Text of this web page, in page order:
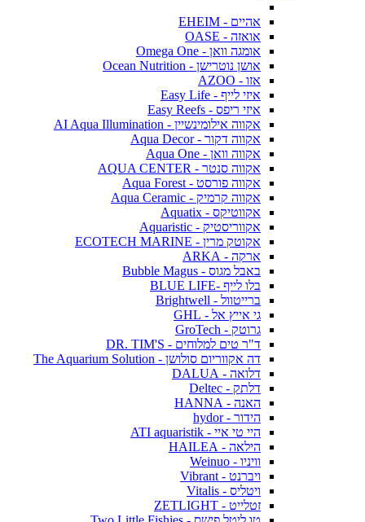
אהיים - EHEIM
אואזה - OASE
אומגה וואן - Omega One
אושן נוטרישן - Ocean Nutrition
אזו - AZOO
איזי לייף - Easy Life
איזי ריפס - Easy Reefs
אקווה אילומינשיין - AI Aqua Illumination
אקווה דקור - Aqua Decor
אקווה וואן - Aqua One
אקווה סנטר - AQUA CENTER
אקווה פורסט - Aqua Forest
אקווה קרמיק - Aqua Ceramic
אקווטיקס - Aquatix
אקווריסטיק - Aquaristic
אקוטק מרין - ECOTECH MARINE
ארקה - ARKA
באבל מגוס - Bubble Magus
בלו לייף -BLUE LIFE
ברייטוול - Brightwell
גי אייץ אל - GHL
גרוטק - GroTech
ד"ר טים למלוחים - DR. TIM'S
דה אקווריום סולושן - The Aquarium Solution
דלואה - DALUA
דלתק - Deltec
האנה - HANNA
הידור - hydor
היי טי איי - ATI aquaristik
הילאה - HAILEA
וויניו - Weinuo
ויברנט - Vibrant
ויטליס - Vitalis
זטלייט - ZETLIGHT